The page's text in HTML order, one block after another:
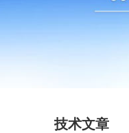
技术文章